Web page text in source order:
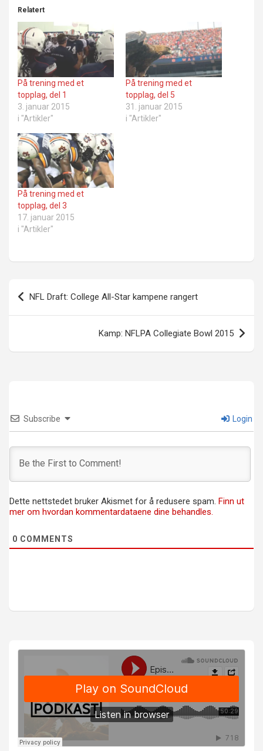
Relatert
På trening med et
topplag, del 1
3. januar 2015
i "Artikler"
På trening med et
topplag, del 5
31. januar 2015
i "Artikler"
På trening med et
topplag, del 3
17. januar 2015
i "Artikler"
Innleggsnavigasjon
NFL Draft: College All-Star kampene rangert
Kamp: NFLPA Collegiate Bowl 2015
Subscribe Login
Dette nettstedet bruker Akismet for å redusere spam. Finn ut
mer om hvordan kommentardataene dine behandles.
0 COMMENTS